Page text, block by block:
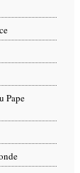
Pape